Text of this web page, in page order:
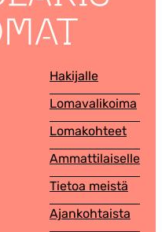
Hakijalle
Lomavalikoima
Lomakohteet
Ammattilaiselle
Tietoa meistä
Ajankohtaista